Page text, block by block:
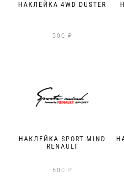
НАКЛЕЙКА 4WD DUSTER
500 ₽
НАКЛЕЙКА SPORT MIND
RENAULT
600 ₽